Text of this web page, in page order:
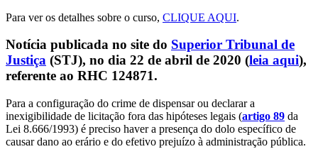
Para ver os detalhes sobre o curso, CLIQUE AQUI.
Notícia publicada no site do Superior Tribunal de
Justiça (STJ), no dia 22 de abril de 2020 (leia aqui),
referente ao RHC 124871.
Para a configuração do crime de dispensar ou declarar a
inexigibilidade de licitação fora das hipóteses legais (artigo 89 da
Lei 8.666/1993) é preciso haver a presença do dolo específico de
causar dano ao erário e do efetivo prejuízo à administração pública.